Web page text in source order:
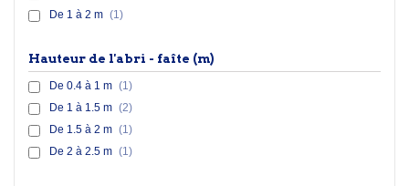
De 1 à 2 m (1)
Hauteur de l'abri - faîte (m)
De 0.4 à 1 m (1)
De 1 à 1.5 m (2)
De 1.5 à 2 m (1)
De 2 à 2.5 m (1)